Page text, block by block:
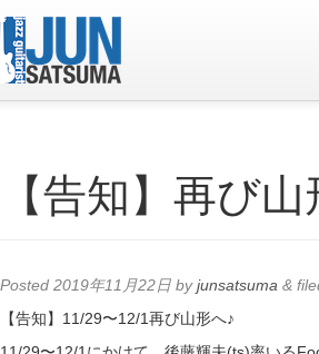
Live Schedule
Photo
【告知】再び山
Posted 2019年11月22日 byjunsatsuma &
【告知】11/29〜12/1再び山形へ♪